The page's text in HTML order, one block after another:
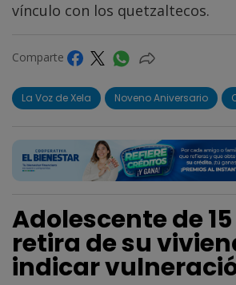
vínculo con los quetzaltecos.
Comparte
La Voz de Xela Noveno Aniversario
Adolescente de
retira de su
indicar